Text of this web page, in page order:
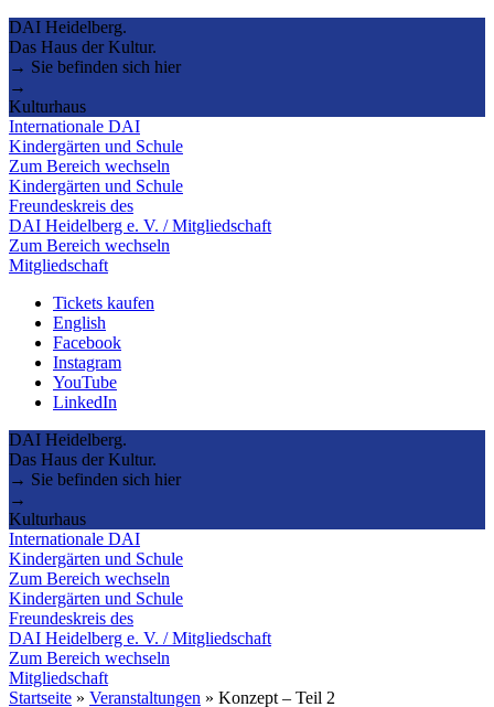
DAI Heidelberg.
Das Haus der Kultur.
→ Sie befinden sich hier
→
Kulturhaus
Internationale DAI
Kindergärten und Schule
Zum Bereich wechseln
Kindergärten und Schule
Freundeskreis des
DAI Heidelberg e. V. / Mitgliedschaft
Zum Bereich wechseln
Mitgliedschaft
Tickets kaufen
English
Facebook
Instagram
YouTube
LinkedIn
DAI Heidelberg.
Das Haus der Kultur.
→ Sie befinden sich hier
→
Kulturhaus
Internationale DAI
Kindergärten und Schule
Zum Bereich wechseln
Kindergärten und Schule
Freundeskreis des
DAI Heidelberg e. V. / Mitgliedschaft
Zum Bereich wechseln
Mitgliedschaft
Startseite » Veranstaltungen » Konzept – Teil 2